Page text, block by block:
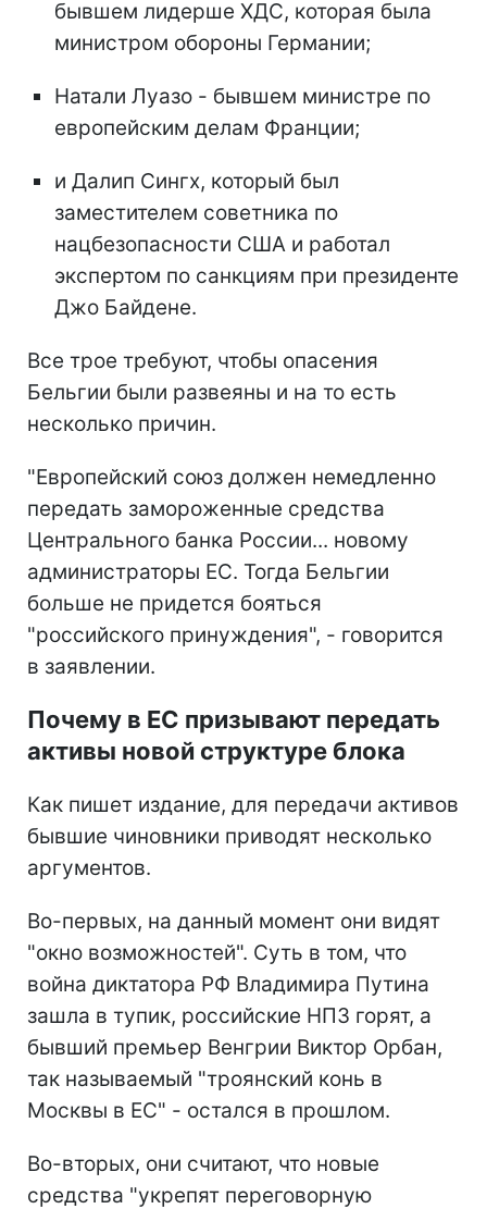
бывшем лидерше ХДС, которая была
министром обороны Германии;
Натали Луазо - бывшем министре по
европейским делам Франции;
и Далип Сингх, который был
заместителем советника по
нацбезопасности США и работал
экспертом по санкциям при президенте
Джо Байдене.
Все трое требуют, чтобы опасения
Бельгии были развеяны и на то есть
несколько причин.
"Европейский союз должен немедленно
передать замороженные средства
Центрального банка России... новому
администраторы ЕС. Тогда Бельгии
больше не придется бояться
"российского принуждения", - говорится
в заявлении.
Почему в ЕС призывают передать
активы новой структуре блока
Как пишет издание, для передачи активов
бывшие чиновники приводят несколько
аргументов.
Во-первых, на данный момент они видят
"окно возможностей". Суть в том, что
война диктатора РФ Владимира Путина
зашла в тупик, российские НПЗ горят, а
бывший премьер Венгрии Виктор Орбан,
так называемый "троянский конь в
Москвы в ЕС" - остался в прошлом.
Во-вторых, они считают, что новые
средства "укрепят переговорную